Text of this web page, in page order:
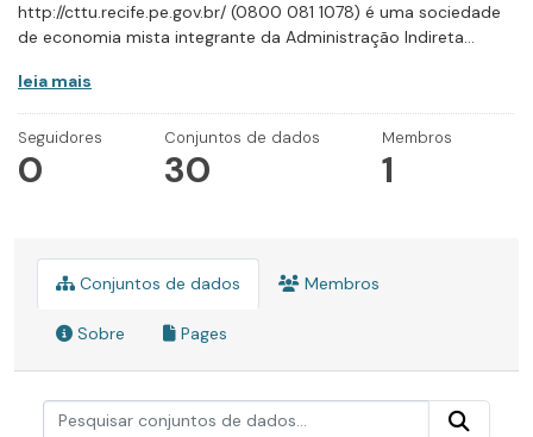
http://cttu.recife.pe.gov.br/ (0800 081 1078) é uma sociedade
de economia mista integrante da Administração Indireta...
leia mais
Seguidores
0
Conjuntos de dados
30
Membros
1
Conjuntos de dados Membros
Sobre Pages